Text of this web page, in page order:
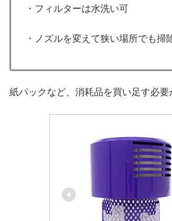
・フィルターは水洗い可
・ノズルを変えて狭い場所でも掃
紙パックなど、消耗品を買い足す必要